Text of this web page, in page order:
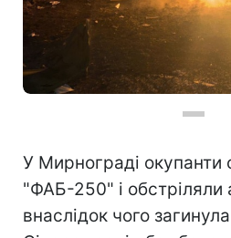
У Мирнограді окупанти
"ФАБ-250" і обстріляли
внаслідок чого